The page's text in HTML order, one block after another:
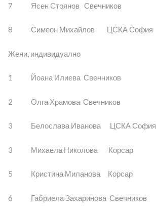
7 Ясен Стоянов Свечников
8 Симеон Михайлов ЦСКА София
Жени, индивидуално
1 Йоана Илиева Свечников
2 Олга Храмова Свечников
3 Белослава Иванова ЦСКА София
3 Михаела Николова Корсар
5 Кристина Миланова Корсар
6 Габриела Захаринова Свечников